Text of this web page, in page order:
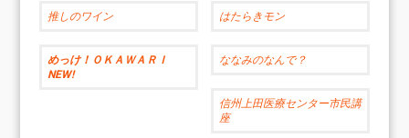
推しのワイン はたらきモン
めっけ！ＯＫＡＷＡＲＩ
NEW!
ななみのなんで？
信州上田医療センター市民講
座